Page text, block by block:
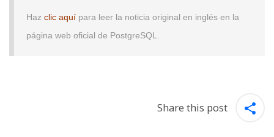
Haz clic aquí para leer la noticia original en inglés en la
página web oficial de PostgreSQL.
Share this post